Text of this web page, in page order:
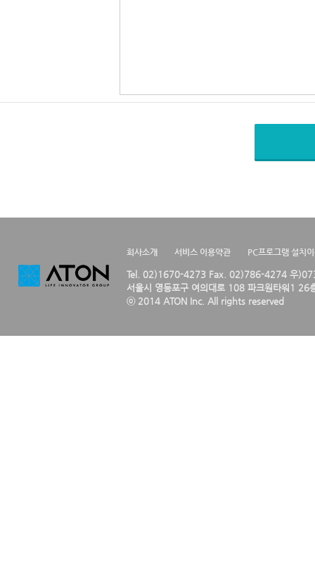
회사소개 서비스 이용약관 PC프로그램 설치
Tel. 02)1670-4273 Fax. 02)786-4274 우
서울시 영등포구 여의대로 108 파크원타워1 26
ⓒ 2014 ATON Inc. All rights reserved